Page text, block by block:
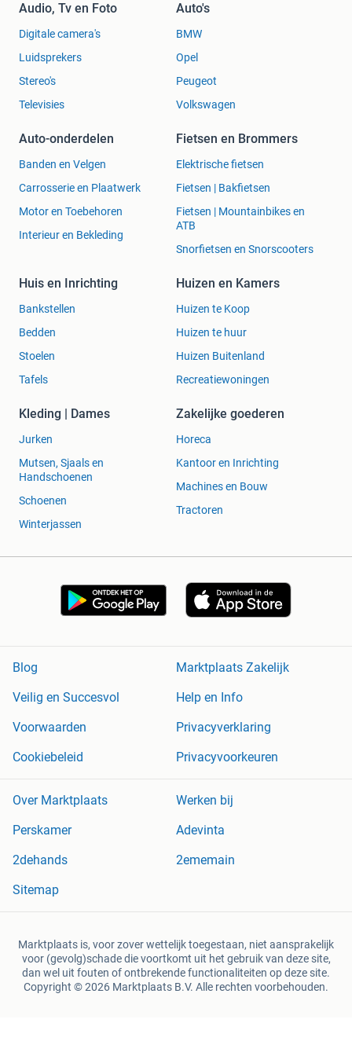
Audio, Tv en Foto
Digitale camera's
Luidsprekers
Stereo's
Televisies
Auto's
BMW
Opel
Peugeot
Volkswagen
Auto-onderdelen
Banden en Velgen
Carrosserie en Plaatwerk
Motor en Toebehoren
Interieur en Bekleding
Fietsen en Brommers
Elektrische fietsen
Fietsen | Bakfietsen
Fietsen | Mountainbikes en
ATB
Snorfietsen en Snorscooters
Huis en Inrichting
Bankstellen
Bedden
Stoelen
Tafels
Huizen en Kamers
Huizen te Koop
Huizen te huur
Huizen Buitenland
Recreatiewoningen
Kleding | Dames
Jurken
Mutsen, Sjaals en
Handschoenen
Schoenen
Winterjassen
Zakelijke goederen
Horeca
Kantoor en Inrichting
Machines en Bouw
Tractoren
Blog
Marktplaats Zakelijk
Veilig en Succesvol
Help en Info
Voorwaarden
Privacyverklaring
Cookiebeleid
Privacyvoorkeuren
Over Marktplaats
Werken bij
Perskamer
Adevinta
2dehands
2ememain
Sitemap
Marktplaats is, voor zover wettelijk toegestaan, niet aansprakelijk
voor (gevolg)schade die voortkomt uit het gebruik van deze site,
dan wel uit fouten of ontbrekende functionaliteiten op deze site.
Copyright © 2026 Marktplaats B.V. Alle rechten voorbehouden.